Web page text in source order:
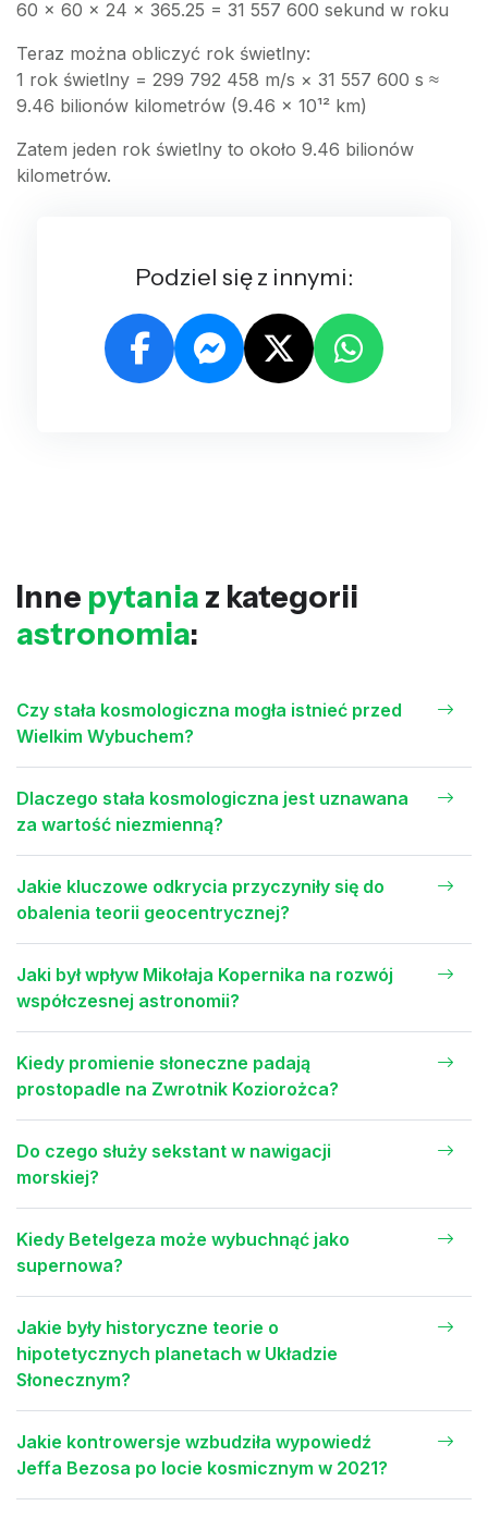
60 × 60 × 24 × 365.25 = 31 557 600 sekund w roku
Teraz można obliczyć rok świetlny:
1 rok świetlny = 299 792 458 m/s × 31 557 600 s ≈
9.46 bilionów kilometrów (9.46 × 10¹² km)
Zatem jeden rok świetlny to około 9.46 bilionów
kilometrów.
Podziel się z innymi:
Inne pytania z kategorii
astronomia:
Czy stała kosmologiczna mogła istnieć przed
Wielkim Wybuchem?
Dlaczego stała kosmologiczna jest uznawana
za wartość niezmienną?
Jakie kluczowe odkrycia przyczyniły się do
obalenia teorii geocentrycznej?
Jaki był wpływ Mikołaja Kopernika na rozwój
współczesnej astronomii?
Kiedy promienie słoneczne padają
prostopadle na Zwrotnik Koziorożca?
Do czego służy sekstant w nawigacji
morskiej?
Kiedy Betelgeza może wybuchnąć jako
supernowa?
Jakie były historyczne teorie o
hipotetycznych planetach w Układzie
Słonecznym?
Jakie kontrowersje wzbudziła wypowiedź
Jeffa Bezosa po locie kosmicznym w 2021?